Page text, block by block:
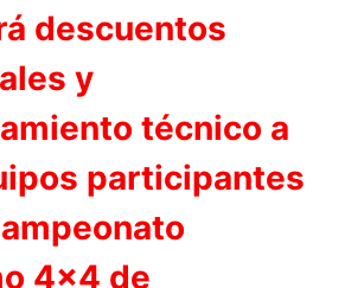
descuentos
y
técnico a
participantes
4×4 de